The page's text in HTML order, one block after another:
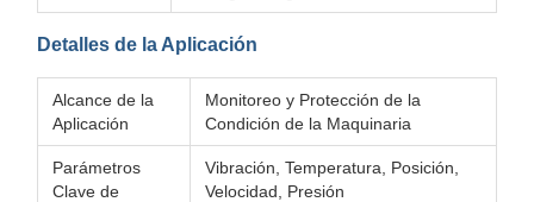
Detalles de la Aplicación
Alcance de la
Aplicación
Monitoreo y Protección de la
Condición de la Maquinaria
Parámetros
Clave de
Vibración, Temperatura, Posición,
Velocidad, Presión